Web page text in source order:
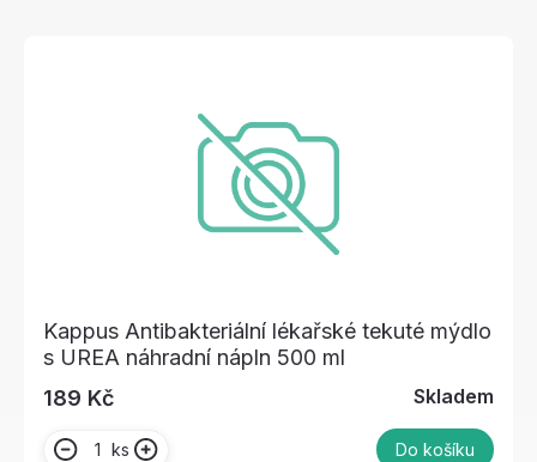
Kappus Antibakteriální lékařské tekuté mýdlo
s UREA náhradní nápln 500 ml
189 Kč
Skladem
ks Do košíku